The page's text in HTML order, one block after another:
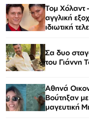
Τομ Χόλαντ
αγγλική
ιδιωτική
Σα δυο
του Γιάννη
Αθηνά
Βούτηξαν
μαγευτική